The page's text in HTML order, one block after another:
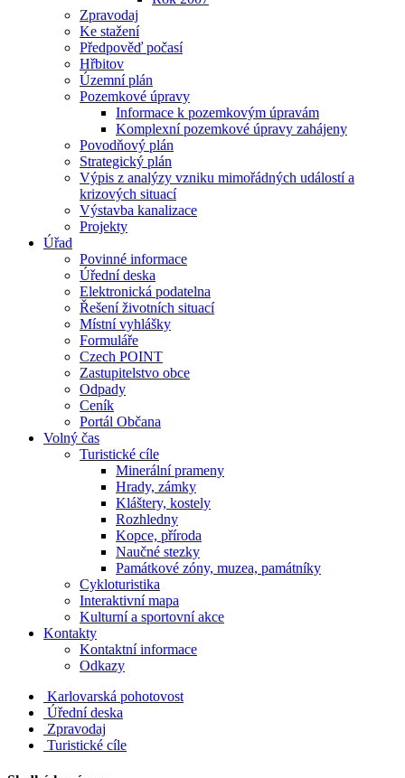
Zpravodaj
Ke stažení
Předpověď počasí
Hřbitov
Územní plán
Pozemkové úpravy
Informace k pozemkovým úpravám
Komplexní pozemkové úpravy zahájeny
Povodňový plán
Strategický plán
Výpis z analýzy vzniku mimořádných událostí a
krizových situací
Výstavba kanalizace
Projekty
Úřad
Povinné informace
Úřední deska
Elektronická podatelna
Řešení životních situací
Místní vyhlášky
Formuláře
Czech POINT
Zastupitelstvo obce
Odpady
Ceník
Portál Občana
Volný čas
Turistické cíle
Minerální prameny
Hrady, zámky
Kláštery, kostely
Rozhledny
Kopce, příroda
Naučné stezky
Památkové zóny, muzea, památníky
Cykloturistika
Interaktivní mapa
Kulturní a sportovní akce
Kontakty
Kontaktní informace
Odkazy
Karlovarská pohotovost
Úřední deska
Zpravodaj
Turistické cíle